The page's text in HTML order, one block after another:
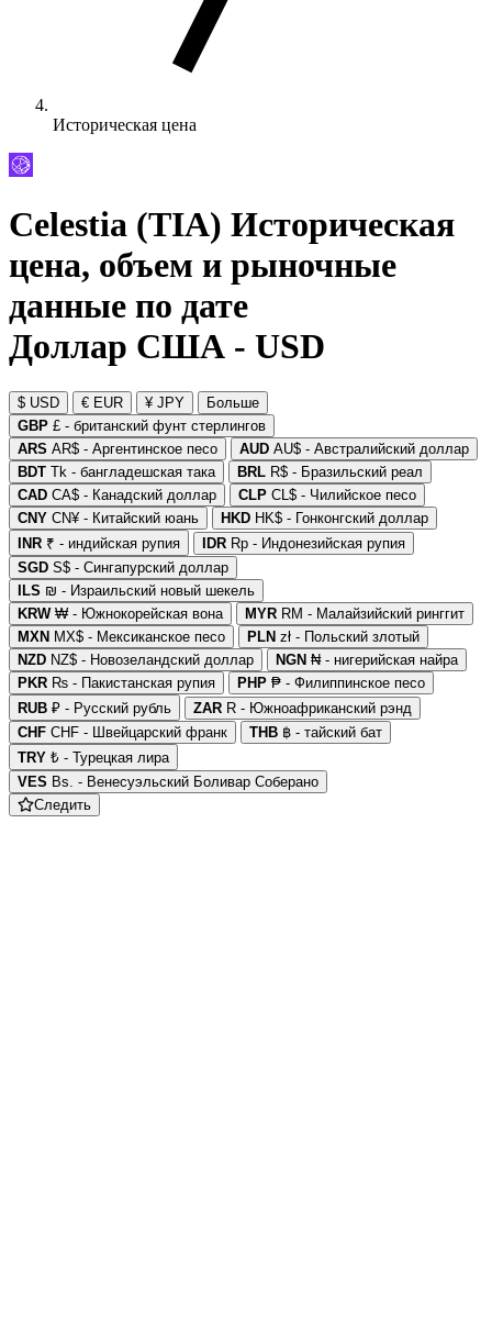
Историческая цена
Celestia (TIA) Историческая
цена, объем и рыночные
данные по дате
Доллар США - USD
$ USD € EUR ¥ JPY
Больше
GBP £ - британский фунт стерлингов
ARS AR$ - Аргентинское песо AUD AU$ - Австралийский доллар
BDT Tk - бангладешская така BRL R$ - Бразильский реал
CAD CA$ - Канадский доллар CLP CL$ - Чилийское песо
CNY CN¥ - Китайский юань HKD HK$ - Гонконгский доллар
INR ₹ - индийская рупия IDR Rp - Индонезийская рупия
SGD S$ - Сингапурский доллар
ILS ₪ - Израильский новый шекель
KRW₩ - Южнокорейская вона MYR RM - Малайзийский ринггит
MXN MX$ - Мексиканское песо PLN zł - Польский злотый
NZD NZ$ - Новозеландский доллар NGN ₦ - нигерийская найра
PKR ₨ - Пакистанская рупия PHP ₱ - Филиппинское песо
RUB ₽ - Русский рубль ZAR R - Южноафриканский рэнд
CHF CHF - Швейцарский франк THB ฿ - тайский бат
TRY ₺ - Турецкая лира
VES Bs. - Венесуэльский Боливар Соберано
Следить